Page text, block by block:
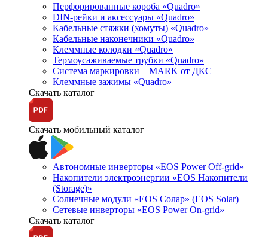
Перфорированные короба «Quadro»
DIN-рейки и аксессуары «Quadro»
Кабельные стяжки (хомуты) «Quadro»
Кабельные наконечники «Quadro»
Клеммные колодки «Quadro»
Термоусаживаемые трубки «Quadro»
Система маркировки – MARK от ДКС
Клеммные зажимы «Quadro»
Скачать каталог
Скачать мобильный каталог
Автономные инверторы «EOS Power Off-grid»
Накопители электроэнергии «EOS Накопители
(Storage)»
Солнечные модули «EOS Солар» (EOS Solar)
Сетевые инверторы «EOS Power On-grid»
Скачать каталог